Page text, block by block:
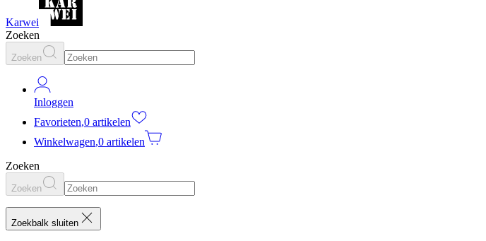
Karwei
Zoeken
Zoeken
Inloggen
Favorieten,0 artikelen
Winkelwagen,0 artikelen
Zoeken
Zoeken
Zoekbalk sluiten